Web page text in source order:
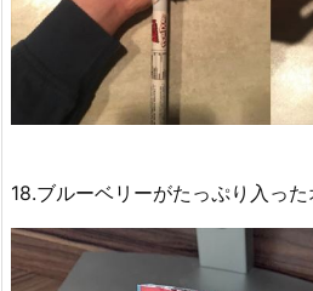
18.ブルーベリーがたっぷり入った